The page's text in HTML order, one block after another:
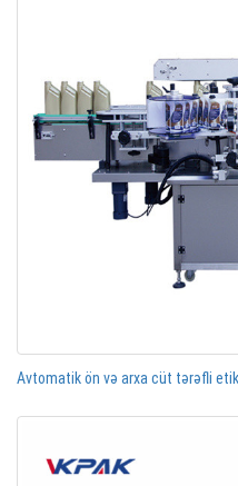
Avtomatik ön və arxa cüt tərəfli